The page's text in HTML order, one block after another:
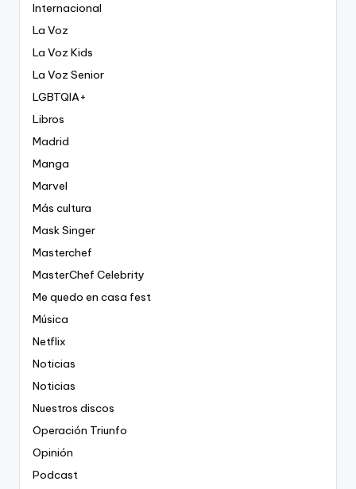
Internacional
La Voz
La Voz Kids
La Voz Senior
LGBTQIA+
Libros
Madrid
Manga
Marvel
Más cultura
Mask Singer
Masterchef
MasterChef Celebrity
Me quedo en casa fest
Música
Netflix
Noticias
Noticias
Nuestros discos
Operación Triunfo
Opinión
Podcast